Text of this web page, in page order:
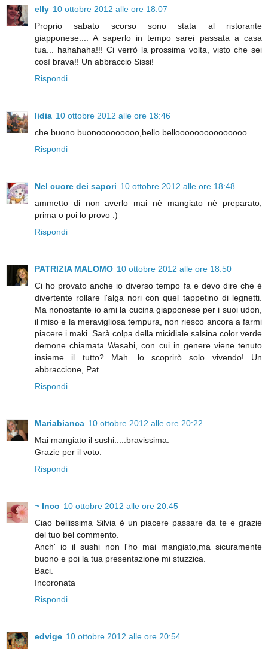
elly 10 ottobre 2012 alle ore 18:07
Proprio sabato scorso sono stata al ristorante
giapponese.... A saperlo in tempo sarei passata a casa
tua... hahahaha!!! Ci verrò la prossima volta, visto che sei
così brava!! Un abbraccio Sissi!
Rispondi
lidia 10 ottobre 2012 alle ore 18:46
che buono buonooooooooo,bello bellooooooooooooooo
Rispondi
Nel cuore dei sapori 10 ottobre 2012 alle ore 18:48
ammetto di non averlo mai nè mangiato nè preparato,
prima o poi lo provo :)
Rispondi
PATRIZIA MALOMO 10 ottobre 2012 alle ore 18:50
Ci ho provato anche io diverso tempo fa e devo dire che è
divertente rollare l'alga nori con quel tappetino di legnetti.
Ma nonostante io ami la cucina giapponese per i suoi udon,
il miso e la meravigliosa tempura, non riesco ancora a farmi
piacere i maki. Sarà colpa della micidiale salsina color verde
demone chiamata Wasabi, con cui in genere viene tenuto
insieme il tutto? Mah....lo scoprirò solo vivendo! Un
abbraccione, Pat
Rispondi
Mariabianca 10 ottobre 2012 alle ore 20:22
Mai mangiato il sushi.....bravissima.
Grazie per il voto.
Rispondi
~ Inco 10 ottobre 2012 alle ore 20:45
Ciao bellissima Silvia è un piacere passare da te e grazie
del tuo bel commento.
Anch' io il sushi non l'ho mai mangiato,ma sicuramente
buono e poi la tua presentazione mi stuzzica.
Baci.
Incoronata
Rispondi
edvige 10 ottobre 2012 alle ore 20:54